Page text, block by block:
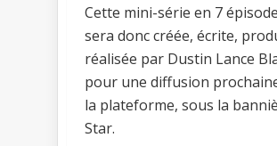
Cette mini-série en 7
sera donc créée, écrite,
réalisée par Dustin Lance
pour une diffusion
la plateforme, sous la
Star.